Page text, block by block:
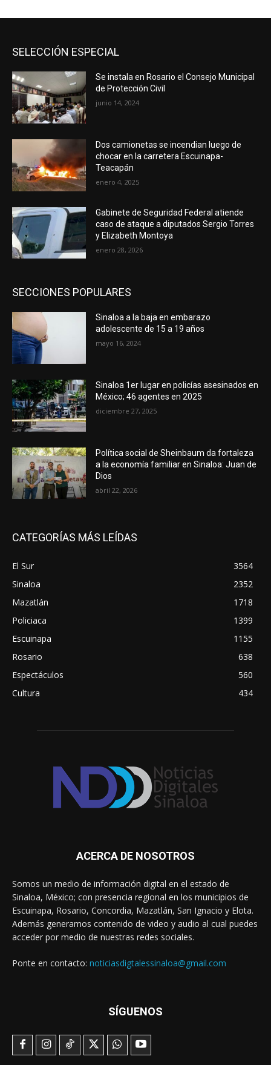
SELECCIÓN ESPECIAL
Se instala en Rosario el Consejo Municipal
de Protección Civil
junio 14, 2024
Dos camionetas se incendian luego de
chocar en la carretera Escuinapa-
Teacapán
enero 4, 2025
Gabinete de Seguridad Federal atiende
caso de ataque a diputados Sergio Torres
y Elizabeth Montoya
enero 28, 2026
SECCIONES POPULARES
Sinaloa a la baja en embarazo
adolescente de 15 a 19 años
mayo 16, 2024
Sinaloa 1er lugar en policías asesinados en
México; 46 agentes en 2025
diciembre 27, 2025
Política social de Sheinbaum da fortaleza
a la economía familiar en Sinaloa: Juan de
Dios
abril 22, 2026
CATEGORÍAS MÁS LEÍDAS
El Sur
3564
Sinaloa
2352
Mazatlán
1718
Policiaca
1399
Escuinapa
1155
Rosario
638
Espectáculos
560
Cultura
434
ACERCA DE NOSOTROS
Somos un medio de información digital en el estado de
Sinaloa, México; con presencia regional en los municipios de
Escuinapa, Rosario, Concordia, Mazatlán, San Ignacio y Elota.
Además generamos contenido de video y audio al cual puedes
acceder por medio de nuestras redes sociales.
Ponte en contacto: noticiasdigtalessinaloa@gmail.com
SÍGUENOS